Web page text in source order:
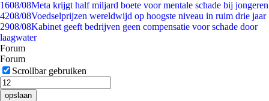
1608/08Meta krijgt half miljard boete voor mentale schade bij jongeren
4208/08Voedselprijzen wereldwijd op hoogste niveau in ruim drie jaar
2908/08Kabinet geeft bedrijven geen compensatie voor schade door
laagwater
Forum
Forum
Scrollbar gebruiken
opslaan